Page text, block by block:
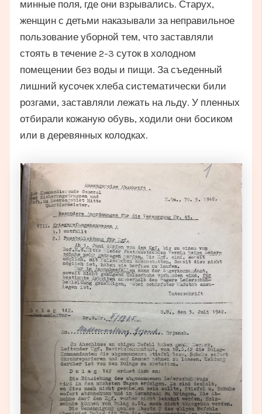
минные поля, где они взрывались. Старух,
женщин с детьми наказывали за неправильное
пользование уборной тем, что заставляли
стоять в течение 2-3 суток в холодном
помещении без воды и пищи. За съеденный
лишний кусочек хлеба систематически били
розгами, заставляли лежать на льду. У пленных
отбирали кожаную обувь, ходили они босиком
или в деревянных колодках.